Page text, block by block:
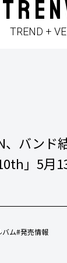
TREND +
、バンド
」5月
バム#発売情報